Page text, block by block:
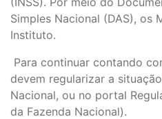
Simples Nacional (DAS), os
Instituto.
Para continuar contando
devem regularizar a
Nacional, ou no portal
da Fazenda Nacional).